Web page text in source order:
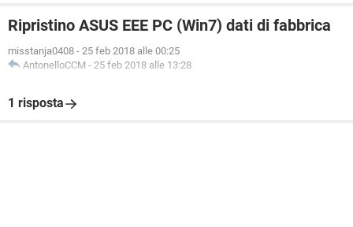
Ripristino ASUS EEE PC (Win7) dati di fabbrica
misstanja0408 - 25 feb 2018 alle 00:25
AntonelloCCM - 25 feb 2018 alle 13:28
1 risposta